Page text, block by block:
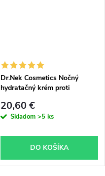
Dr.Nek Cosmetics Nočný
hydratačný krém proti
20,60 €
Skladom >5 ks
DO KOŠÍKA